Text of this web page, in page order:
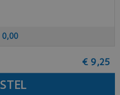
0,00
€ 9,25